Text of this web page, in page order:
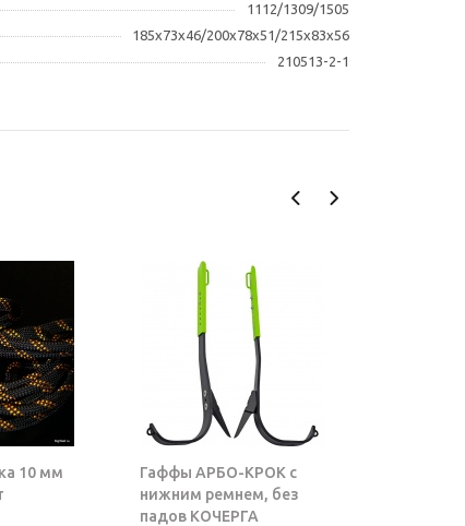
1112/1309/1505
185х73х46/200х78х51/215х83х56
210513-2-1
10 мм
Гаффы АРБО-КРОК с
нижним ремнем, без
падов КОЧЕРГА